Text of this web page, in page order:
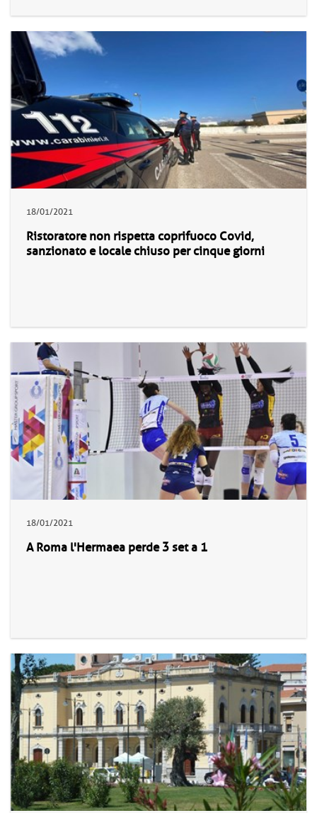
18/01/2021
Ristoratore non rispetta coprifuoco Covid,
sanzionato e locale chiuso per cinque giorni
18/01/2021
A Roma l'Hermaea perde 3 set a 1